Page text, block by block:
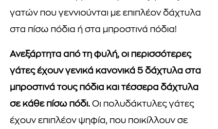
γατών που γεννιούνται με επιπλέον δάχτυλα
στα πίσω πόδια ή στα μπροστινά πόδια!
Ανεξάρτητα από τη φυλή, οι περισσότερες
γάτες έχουν γενικά κανονικά 5 δάχτυλα στα
μπροστινά τους πόδια και τέσσερα δάχτυλα
σε κάθε πίσω πόδι. Οι πολυδάκτυλες γάτες
έχουν επιπλέον ψηφία, που ποικίλλουν σε